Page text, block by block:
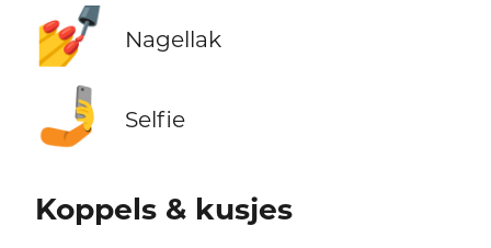
💅 Nagellak
🤳 Selfie
Koppels & kusjes